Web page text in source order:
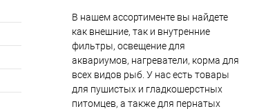
В нашем ассортименте вы найдете
как внешние, так и внутренние
фильтры, освещение для
аквариумов, нагреватели, корма для
всех видов рыб. У нас есть товары
для пушистых и гладкошерстных
питомцев, а также для пернатых